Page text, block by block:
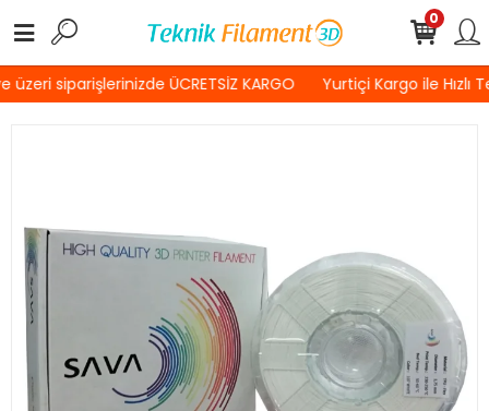
siparişlerinizde ÜCRETSİZ KARGO Yurtiçi Kargo ile Hızlı
0